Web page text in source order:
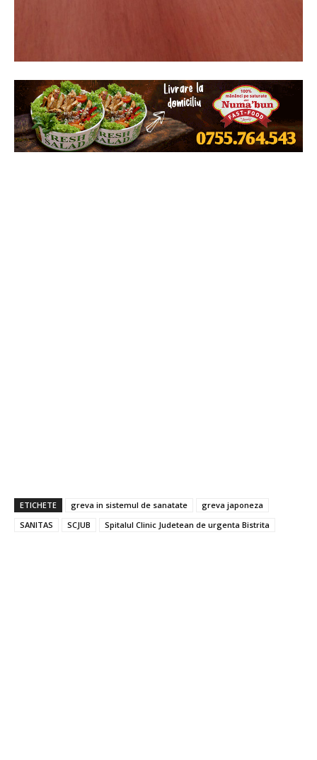
ETICHETE greva in sistemul de sanatate
greva japoneza
SANITAS
SCJUB Spitalul Clinic Judetean de urgenta Bistrita